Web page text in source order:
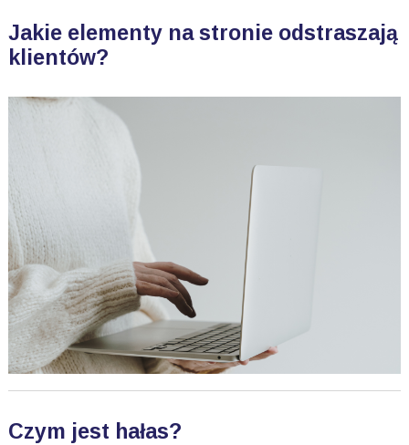
Jakie elementy na stronie odstraszają
klientów?
Czym jest hałas?